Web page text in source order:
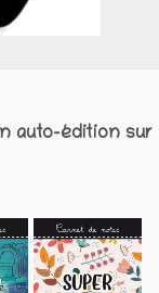
auto-édition sur